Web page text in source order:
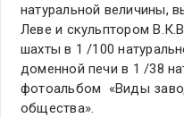
натуральной величины,
Леве и скульптором
шахты в 1 /100
доменной печи в 1 /38
фотоальбом «Виды
общества».